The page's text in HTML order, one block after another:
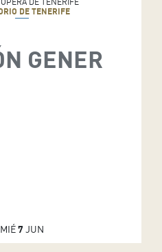
DE TENERIFE
GENER
MIÉ7 JUN